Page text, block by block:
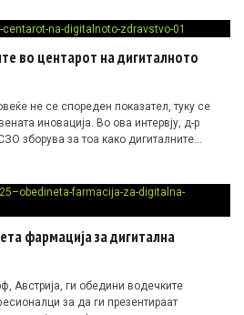
во центарот на дигиталното
не се спореден показател, туку се
иновација. Во ова интервју, д-р
зборува за тоа како дигиталните
здравствени системи.
фармација за дигитална
Австрија, ги обедини водечките
за да ги презентираат